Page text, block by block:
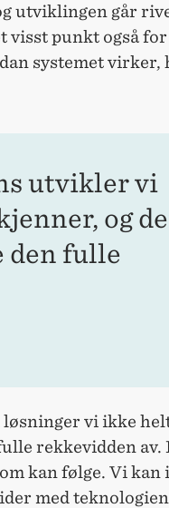
utviklingen går
visst punkt også for
systemet virker,
utvikler vi
og
den fulle
vi ikke
rekkevidden av.
kan følge. Vi kan
med teknologien